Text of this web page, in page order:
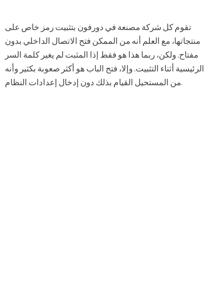
تقوم كل شركة مصنعة في دورفون بتثبيت رمز خاص على
منتجاتها، مع العلم أنه من الممكن فتح الاتصال الداخلي بدون
مفتاح. ولكن، ربما هذا هو فقط إذا المثبت لم يغير كلمة السر
الرئيسية أثناء التثبيت. وإلا، فتح الباب هو أكثر صعوبة بكثير وأنه
من المستحيل القيام بذلك دون إدخال إعدادات النظام.